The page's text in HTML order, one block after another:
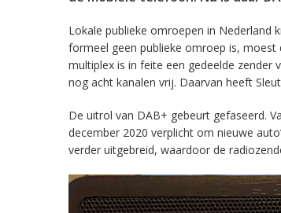
Lokale publieke omroepen in Nederland
formeel geen publieke omroep is, moest
multiplex is in feite een gedeelde zender
nog acht kanalen vrij. Daarvan heeft
De uitrol van DAB+ gebeurt gefaseerd.
december 2020 verplicht om nieuwe
verder uitgebreid, waardoor de